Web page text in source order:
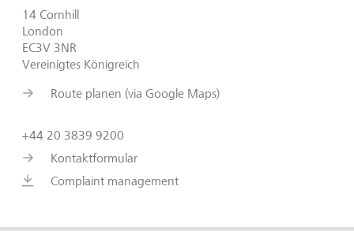
14 Cornhill
London
EC3V 3NR
Vereinigtes Königreich
Route planen (via Google Maps)
+44 20 3839 9200
Kontaktformular
Complaint management